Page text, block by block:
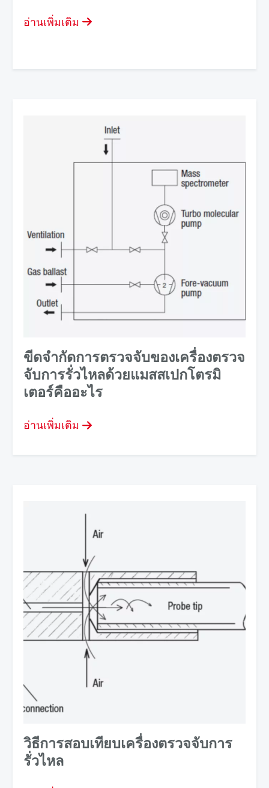
อ่านเพิ่มเติม
ขีดจํากัดการตรวจจับของเครื่องตรวจ
จับการรั่วไหลด้วยแมสสเปกโตรมิ
เตอร์คืออะไร
อ่านเพิ่มเติม
วิธีการสอบเทียบเครื่องตรวจจับการ
รั่วไหล